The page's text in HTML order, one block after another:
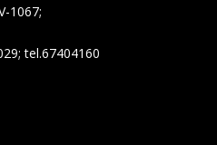
1067;
tel.67404160